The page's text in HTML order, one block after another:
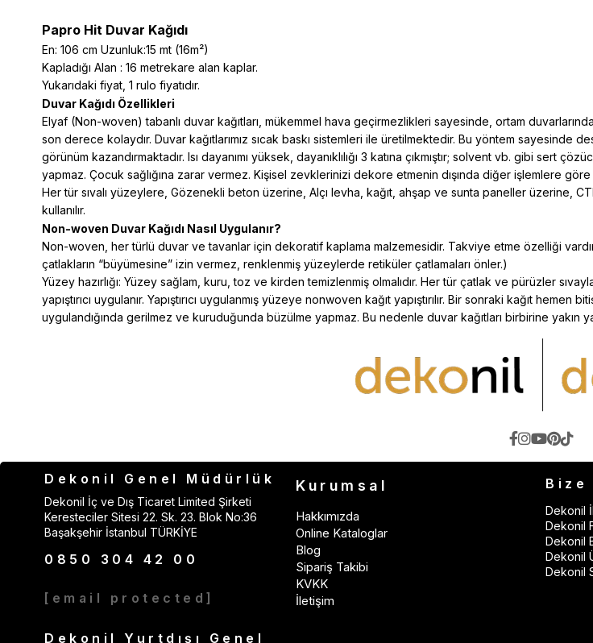
Papro Hit Duvar Kağıdı
En: 106 cm Uzunluk:15 mt (16m²)
Kapladığı Alan : 16 metrekare alan kaplar.
Yukarıdaki fiyat, 1 rulo fiyatıdır.
Duvar Kağıdı Özellikleri
Elyaf (Non-woven) tabanlı duvar kağıtları, mükemmel hava geçirmezlikleri sayesinde, ortam
son derece kolaydır. Duvar kağıtlarımız sıcak baskı sistemleri ile üretilmektedir. Bu yöntem
görünüm kazandırmaktadır. Isı dayanımı yüksek, dayanıklılığı 3 katına çıkmıştır; solvent vb. gibi sert
yapmaz. Çocuk sağlığına zarar vermez. Kişisel zevklerinizi dekore etmenin dışında diğer işlemlere
Her tür sıvalı yüzeylere, Gözenekli beton üzerine, Alçı levha, kağıt, ahşap ve sunta paneller üzerine,
kullanılır.
Non-woven Duvar Kağıdı Nasıl Uygulanır?
Non-woven, her türlü duvar ve tavanlar için dekoratif kaplama malzemesidir. Takviye etme özelliği
çatlakların “büyümesine” izin vermez, renklenmiş yüzeylerde retiküler çatlamaları önler.)
Yüzey hazırlığı: Yüzey sağlam, kuru, toz ve kirden temizlenmiş olmalıdır. Her tür çatlak ve pürüzler
yapıştırıcı uygulanır. Yapıştırıcı uygulanmış yüzeye nonwoven kağıt yapıştırılır. Bir sonraki kağıt hemen
uygulandığında gerilmez ve kuruduğunda büzülme yapmaz. Bu nedenle duvar kağıtları birbirine yakın
Dekonil Genel Müdürlük
Dekonil İç ve Dış Ticaret Limited Şirketi
Keresteciler Sitesi 22. Sk. 23. Blok No:36
Başakşehir İstanbul TÜRKİYE
0850 304 42 00
[email protected]
Dekonil Yurtdışı Genel
Kurumsal
Hakkımızda
Online Kataloglar
Blog
Sipariş Takibi
KVKK
İletişim
Bize
Dekonil
Dekonil
Dekonil
Dekonil
Dekonil